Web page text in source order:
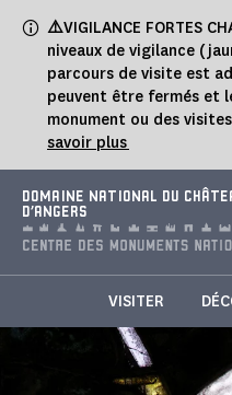
⚠️VIGILANCE FORTES
niveaux de vigilance
parcours de visite est
peuvent être fermés et
monument ou des
savoir plus
DOMAINE NATIONAL DU
D'ANGERS
VISITER